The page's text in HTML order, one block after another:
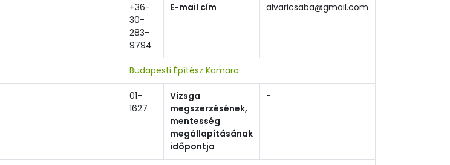
+36-
30-
283-
9794
E-mail cím alvaricsaba@gmail.com
Budapesti Építész Kamara
01-
1627
Vizsga
megszerzésének,
mentesség
megállapításának
időpontja
-